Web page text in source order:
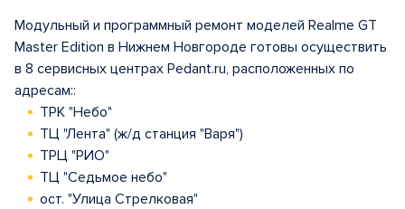
Модульный и программный ремонт моделей Realme GT
Master Edition в Нижнем Новгороде готовы осуществить
в 8 сервисных центрах Pedant.ru, расположенных по
адресам::
ТРК "Небо"
ТЦ "Лента" (ж/д станция "Варя")
ТРЦ "РИО"
ТЦ "Седьмое небо"
ост. "Улица Стрелковая"